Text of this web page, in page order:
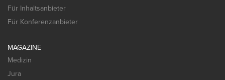
Für Inhaltsanbieter
Für Konferenzanbieter
MAGAZINE
Medizin
Jura